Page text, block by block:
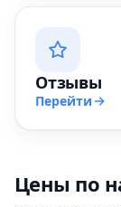
Отзывы
Перейти
Цены по